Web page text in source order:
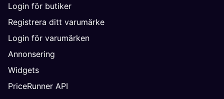
Login för butiker
Registrera ditt varumärke
Login för varumärken
Annonsering
Widgets
PriceRunner API